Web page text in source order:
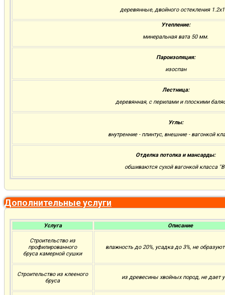
деревянные, двойного остекления
Утепление:
минеральная вата 50 мм.
Пароизоляция:
изоспан
Лестница:
деревянная, с перилами и плоскими
Углы:
внутренние - плинтус, внешние - вагонкой
Отделка потолка и мансарды:
обшиваются сухой вагонкой класса
Дополнительные услуги
Услуга Описание
Строительство из
профилированного
бруса камерной сушки
влажность до 20%, усадка до 3%, не
Строительство из клееного
бруса
из древесины хвойных пород, не дает